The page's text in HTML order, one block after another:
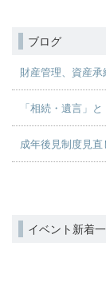
ブログ
財産管理、資産承
「相続・遺言」
成年後見制度見
イベント新着